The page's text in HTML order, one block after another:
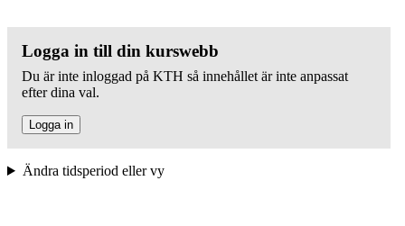
Logga in till din kurswebb
Du är inte inloggad på KTH så innehållet är inte anpassat
efter dina val.
Logga in
Ändra tidsperiod eller vy